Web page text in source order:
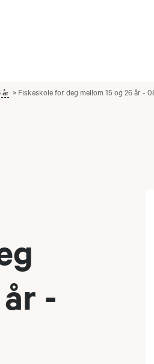
år Fiskeskole for deg mellom 15 og 26 år -
-